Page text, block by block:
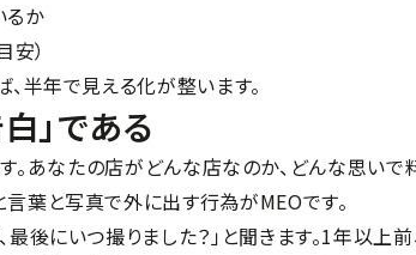
るか
）
半年で見える化が整います。
」である
。あなたの店がどんな店なのか、どんな思いで
葉と写真で外に出す行為がMEOです。
後にいつ撮りました？」と聞きます。1年以上前